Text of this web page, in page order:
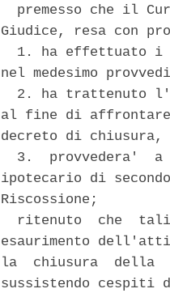
premesso che il
Giudice, resa con
1. ha effettuato i
nel medesimo
2. ha trattenuto
al fine di affrontare
decreto di chiusura,
3.  provvedera'  a
ipotecario di
Riscossione;
ritenuto  che
esaurimento
la  chiusura  della
sussistendo cespiti